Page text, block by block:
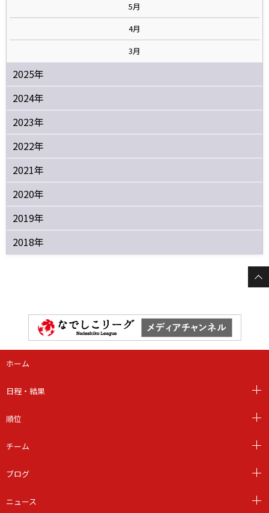
5月
4月
3月
2025年
2024年
2023年
2022年
2021年
2020年
2019年
2018年
ホーム
日程・結果
順位
チーム
ブログ
ニュース